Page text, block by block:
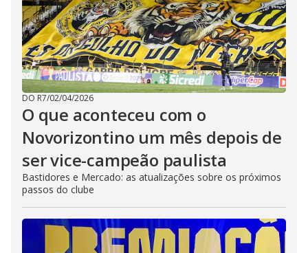
DO R7/02/04/2026
O que aconteceu com o
Novorizontino um mês depois de
ser vice-campeão paulista
Bastidores e Mercado: as atualizações sobre os próximos
passos do clube